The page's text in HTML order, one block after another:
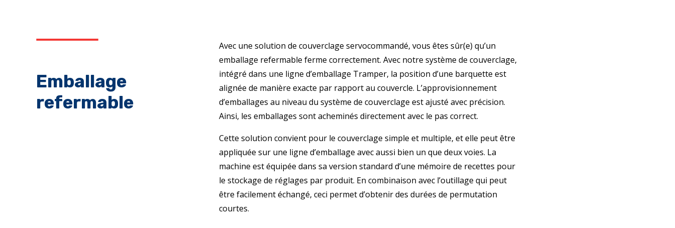
Emballage
refermable
Avec une solution de couverclage servocommandé, vous êtes sûr(e) qu’un
emballage refermable ferme correctement. Avec notre système de couverclage,
intégré dans une ligne d’emballage Tramper, la position d’une barquette est
alignée de manière exacte par rapport au couvercle. L’approvisionnement
d’emballages au niveau du système de couverclage est ajusté avec précision.
Ainsi, les emballages sont acheminés directement avec le pas correct.
Cette solution convient pour le couverclage simple et multiple, et elle peut être
appliquée sur une ligne d’emballage avec aussi bien un que deux voies. La
machine est équipée dans sa version standard d’une mémoire de recettes pour
le stockage de réglages par produit. En combinaison avec l’outillage qui peut
être facilement échangé, ceci permet d’obtenir des durées de permutation
courtes.